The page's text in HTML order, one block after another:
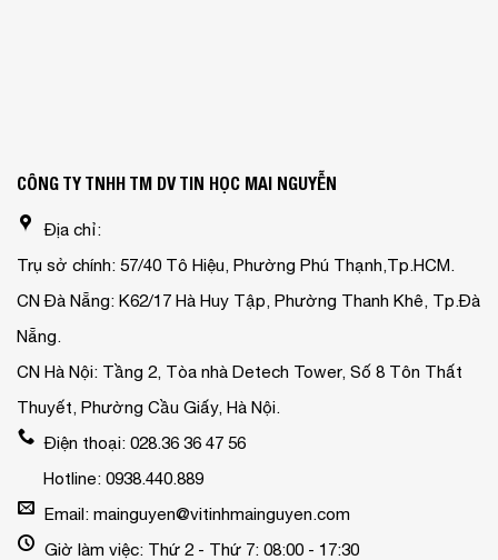
CÔNG TY TNHH TM DV TIN HỌC MAI NGUYỄN
Địa chỉ:
Trụ sở chính: 57/40 Tô Hiệu, Phường Phú Thạnh,Tp.HCM.
CN Đà Nẵng: K62/17 Hà Huy Tập, Phường Thanh Khê, Tp.Đà
Nẵng.
CN Hà Nội: Tầng 2, Tòa nhà Detech Tower, Số 8 Tôn Thất
Thuyết, Phường Cầu Giấy, Hà Nội.
Điện thoại: 028.36 36 47 56
Hotline: 0938.440.889
Email: mainguyen@vitinhmainguyen.com
Giờ làm việc: Thứ 2 - Thứ 7: 08:00 - 17:30